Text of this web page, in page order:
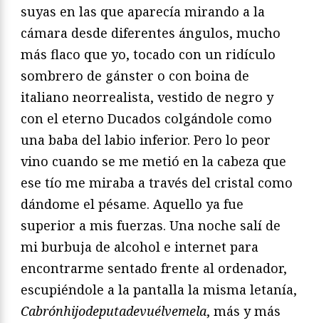
suyas en las que aparecía mirando a la
cámara desde diferentes ángulos, mucho
más flaco que yo, tocado con un ridículo
sombrero de gánster o con boina de
italiano neorrealista, vestido de negro y
con el eterno Ducados colgándole como
una baba del labio inferior. Pero lo peor
vino cuando se me metió en la cabeza que
ese tío me miraba a través del cristal como
dándome el pésame. Aquello ya fue
superior a mis fuerzas. Una noche salí de
mi burbuja de alcohol e internet para
encontrarme sentado frente al ordenador,
escupiéndole a la pantalla la misma letanía,
Cabrónhijodeputadevuélvemela, más y más